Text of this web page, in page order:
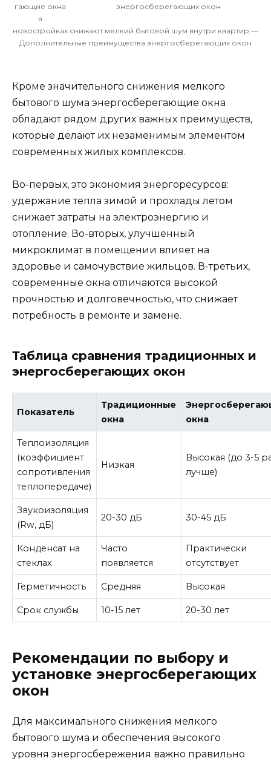
гающие окна
в
новостройках снижают мелкий бытовой шум внутри квартир —
Дополнительные преимущества энергосберегающих окон
Кроме значительного снижения мелкого
бытового шума энергосберегающие окна
обладают рядом других важных преимуществ,
которые делают их незаменимым элементом
современных жилых комплексов.
Во-первых, это экономия энергоресурсов:
удержание тепла зимой и прохлады летом
снижает затраты на электроэнергию и
отопление. Во-вторых, улучшенный
микроклимат в помещении влияет на
здоровье и самочувствие жильцов. В-третьих,
современные окна отличаются высокой
прочностью и долговечностью, что снижает
потребность в ремонте и замене.
Таблица сравнения традиционных и
энергосберегающих окон
Показатель
Традиционные
окна
окна
Теплоизоляция
(коэффициент
сопротивления
теплопередаче)
Низкая
Высокая (до 3-5
лучше)
Звукоизоляция
(Rw, дБ)
20-30 дБ 30-45 дБ
Конденсат на
стеклах
Часто
появляется
Практически
отсутствует
Герметичность Средняя Высокая
Срок службы 10-15 лет 20-30 лет
Рекомендации по выбору и
установке энергосберегающих
окон
Для максимального снижения мелкого
бытового шума и обеспечения высокого
уровня энергосбережения важно правильно